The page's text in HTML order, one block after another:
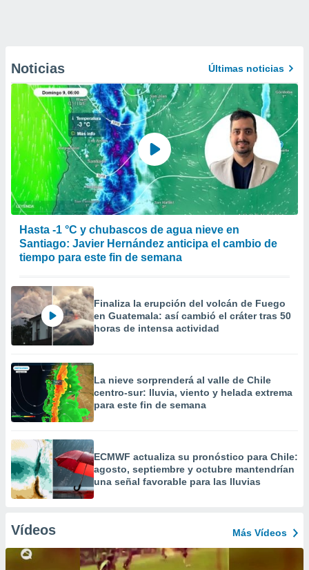
Noticias Últimas noticias
Hasta -1 °C y chubascos de agua nieve en
Santiago: Javier Hernández anticipa el cambio de
tiempo para este fin de semana
Finaliza la erupción del volcán de Fuego
en Guatemala: así cambió el cráter tras 50
horas de intensa actividad
La nieve sorprenderá al valle de Chile
centro-sur: lluvia, viento y helada extrema
para este fin de semana
ECMWF actualiza su pronóstico para Chile:
agosto, septiembre y octubre mantendrían
una señal favorable para las lluvias
Vídeos Más Vídeos